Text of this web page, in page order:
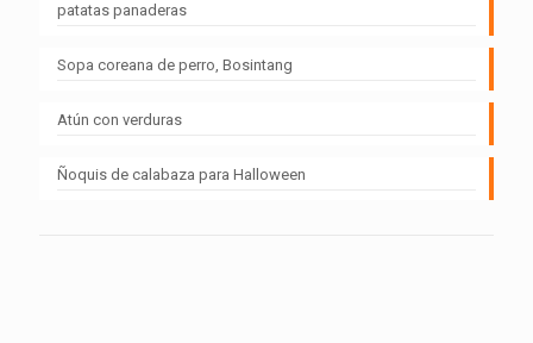
patatas panaderas
Sopa coreana de perro, Bosintang
Atún con verduras
Ñoquis de calabaza para Halloween